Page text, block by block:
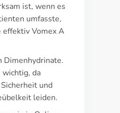
ist, wenn es
umfasste,
effektiv Vomex A
Dimenhydrinate.
da
und
leiden.